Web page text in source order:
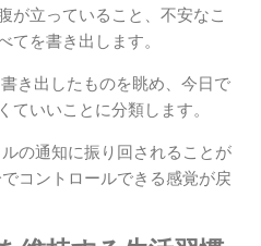
が立っていること、不安なこ
てを書き出します。
書き出したものを眺め、今日で
ていいことに分類します。
の通知に振り回されることが
コントロールできる感覚が戻